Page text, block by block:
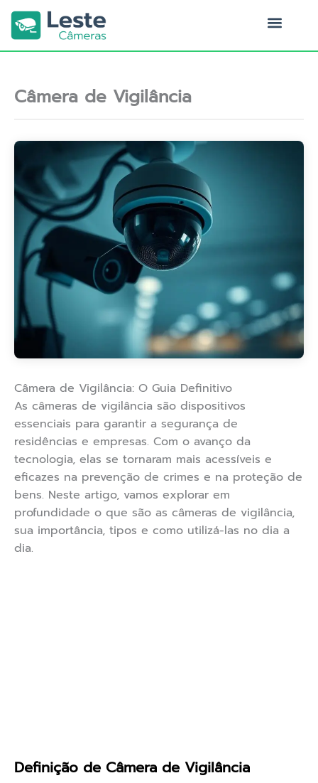
para
conteúdo
Câmera de Vigilância
Câmera de Vigilância: O Guia Definitivo
As câmeras de vigilância são dispositivos
essenciais para garantir a segurança de
residências e empresas. Com o avanço da
tecnologia, elas se tornaram mais acessíveis e
eficazes na prevenção de crimes e na proteção de
bens. Neste artigo, vamos explorar em
profundidade o que são as câmeras de vigilância,
sua importância, tipos e como utilizá-las no dia a
dia.
Definição de Câmera de Vigilância